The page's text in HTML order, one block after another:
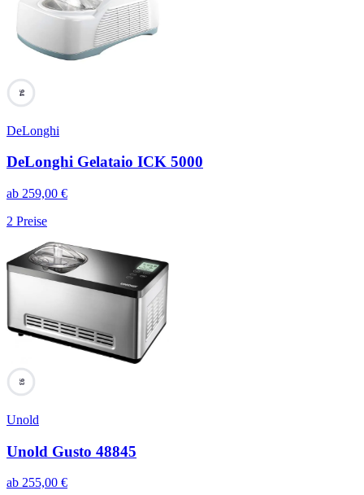
94
DeLonghi
DeLonghi Gelataio ICK 5000
ab 259,00 €
2 Preise
93
Unold
Unold Gusto 48845
ab 255,00 €